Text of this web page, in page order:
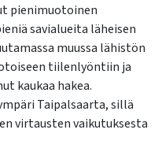
pienimuotoinen
savialueita läheisen
muussa lähistön
tiilenlyöntiin ja
kaukaa hakea.
Taipalsaarta, sillä
virtausten vaikutuksesta